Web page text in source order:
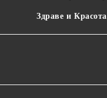
Здраве и Красота